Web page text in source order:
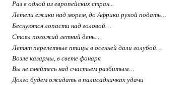
Раз в одной из европейских стран...
Летели ежики над морем, до Африки рукой подать…
Беснуются лопасти над головой…
Стоял погожий летний день...
Летят перелетные птицы в осенней дали голубой…
Возле казармы, в свете фонаря
Вы не смейтесь над счастьем разбитым…
Долго будем ожидать в палисадничках удачи